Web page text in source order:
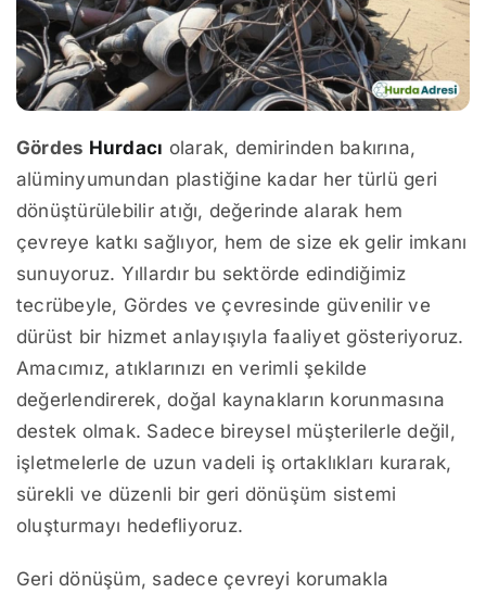
Gördes Hurdacı olarak, demirinden bakırına,
alüminyumundan plastiğine kadar her türlü geri
dönüştürülebilir atığı, değerinde alarak hem
çevreye katkı sağlıyor, hem de size ek gelir imkanı
sunuyoruz. Yıllardır bu sektörde edindiğimiz
tecrübeyle, Gördes ve çevresinde güvenilir ve
dürüst bir hizmet anlayışıyla faaliyet gösteriyoruz.
Amacımız, atıklarınızı en verimli şekilde
değerlendirerek, doğal kaynakların korunmasına
destek olmak. Sadece bireysel müşterilerle değil,
işletmelerle de uzun vadeli iş ortaklıkları kurarak,
sürekli ve düzenli bir geri dönüşüm sistemi
oluşturmayı hedefliyoruz.
Geri dönüşüm, sadece çevreyi korumakla